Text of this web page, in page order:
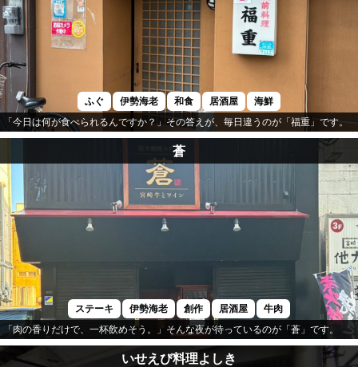
ふぐ 伊勢海老 和食 居酒屋
海鮮
「今日は何が食べられるんですか？」その答えが、毎日違うのが「福重」です。
蒼
ステーキ 伊勢海老 創作 居酒屋
牛肉
「肉の香りだけで、一杯飲めそう。」そんな夜が待っているのが「蒼」です。
いせえび料理よしき